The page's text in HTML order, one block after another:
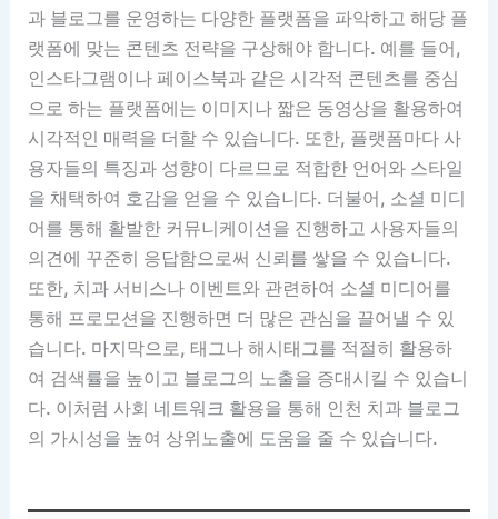
과 블로그를 운영하는 다양한 플랫폼을 파악하고 해당 플
랫폼에 맞는 콘텐츠 전략을 구상해야 합니다. 예를 들어,
인스타그램이나 페이스북과 같은 시각적 콘텐츠를 중심
으로 하는 플랫폼에는 이미지나 짧은 동영상을 활용하여
시각적인 매력을 더할 수 있습니다. 또한, 플랫폼마다 사
용자들의 특징과 성향이 다르므로 적합한 언어와 스타일
을 채택하여 호감을 얻을 수 있습니다. 더불어, 소셜 미디
어를 통해 활발한 커뮤니케이션을 진행하고 사용자들의
의견에 꾸준히 응답함으로써 신뢰를 쌓을 수 있습니다.
또한, 치과 서비스나 이벤트와 관련하여 소셜 미디어를
통해 프로모션을 진행하면 더 많은 관심을 끌어낼 수 있
습니다. 마지막으로, 태그나 해시태그를 적절히 활용하
여 검색률을 높이고 블로그의 노출을 증대시킬 수 있습니
다. 이처럼 사회 네트워크 활용을 통해 인천 치과 블로그
의 가시성을 높여 상위노출에 도움을 줄 수 있습니다.